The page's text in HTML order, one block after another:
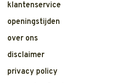
klantenservice
openingstijden
over ons
disclaimer
privacy policy